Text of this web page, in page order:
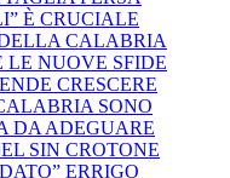
È CRUCIALE
CALABRIA
LE NUOVE SFIDE
CRESCERE
SONO
DA ADEGUARE
SIN CROTONE
ERRIGO